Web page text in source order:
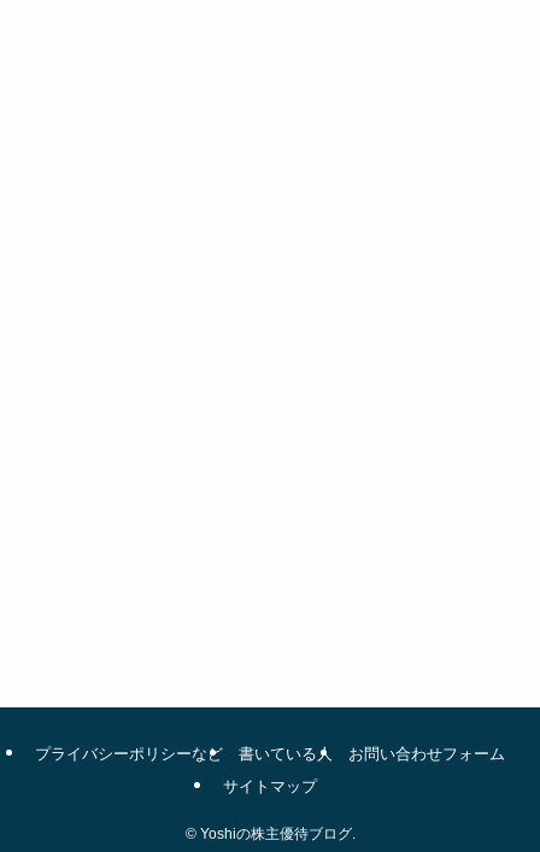
プライバシーポリシーなど 書いている人
お問い合わせフォーム
サイトマップ
©Yoshiの株主優待ブログ.